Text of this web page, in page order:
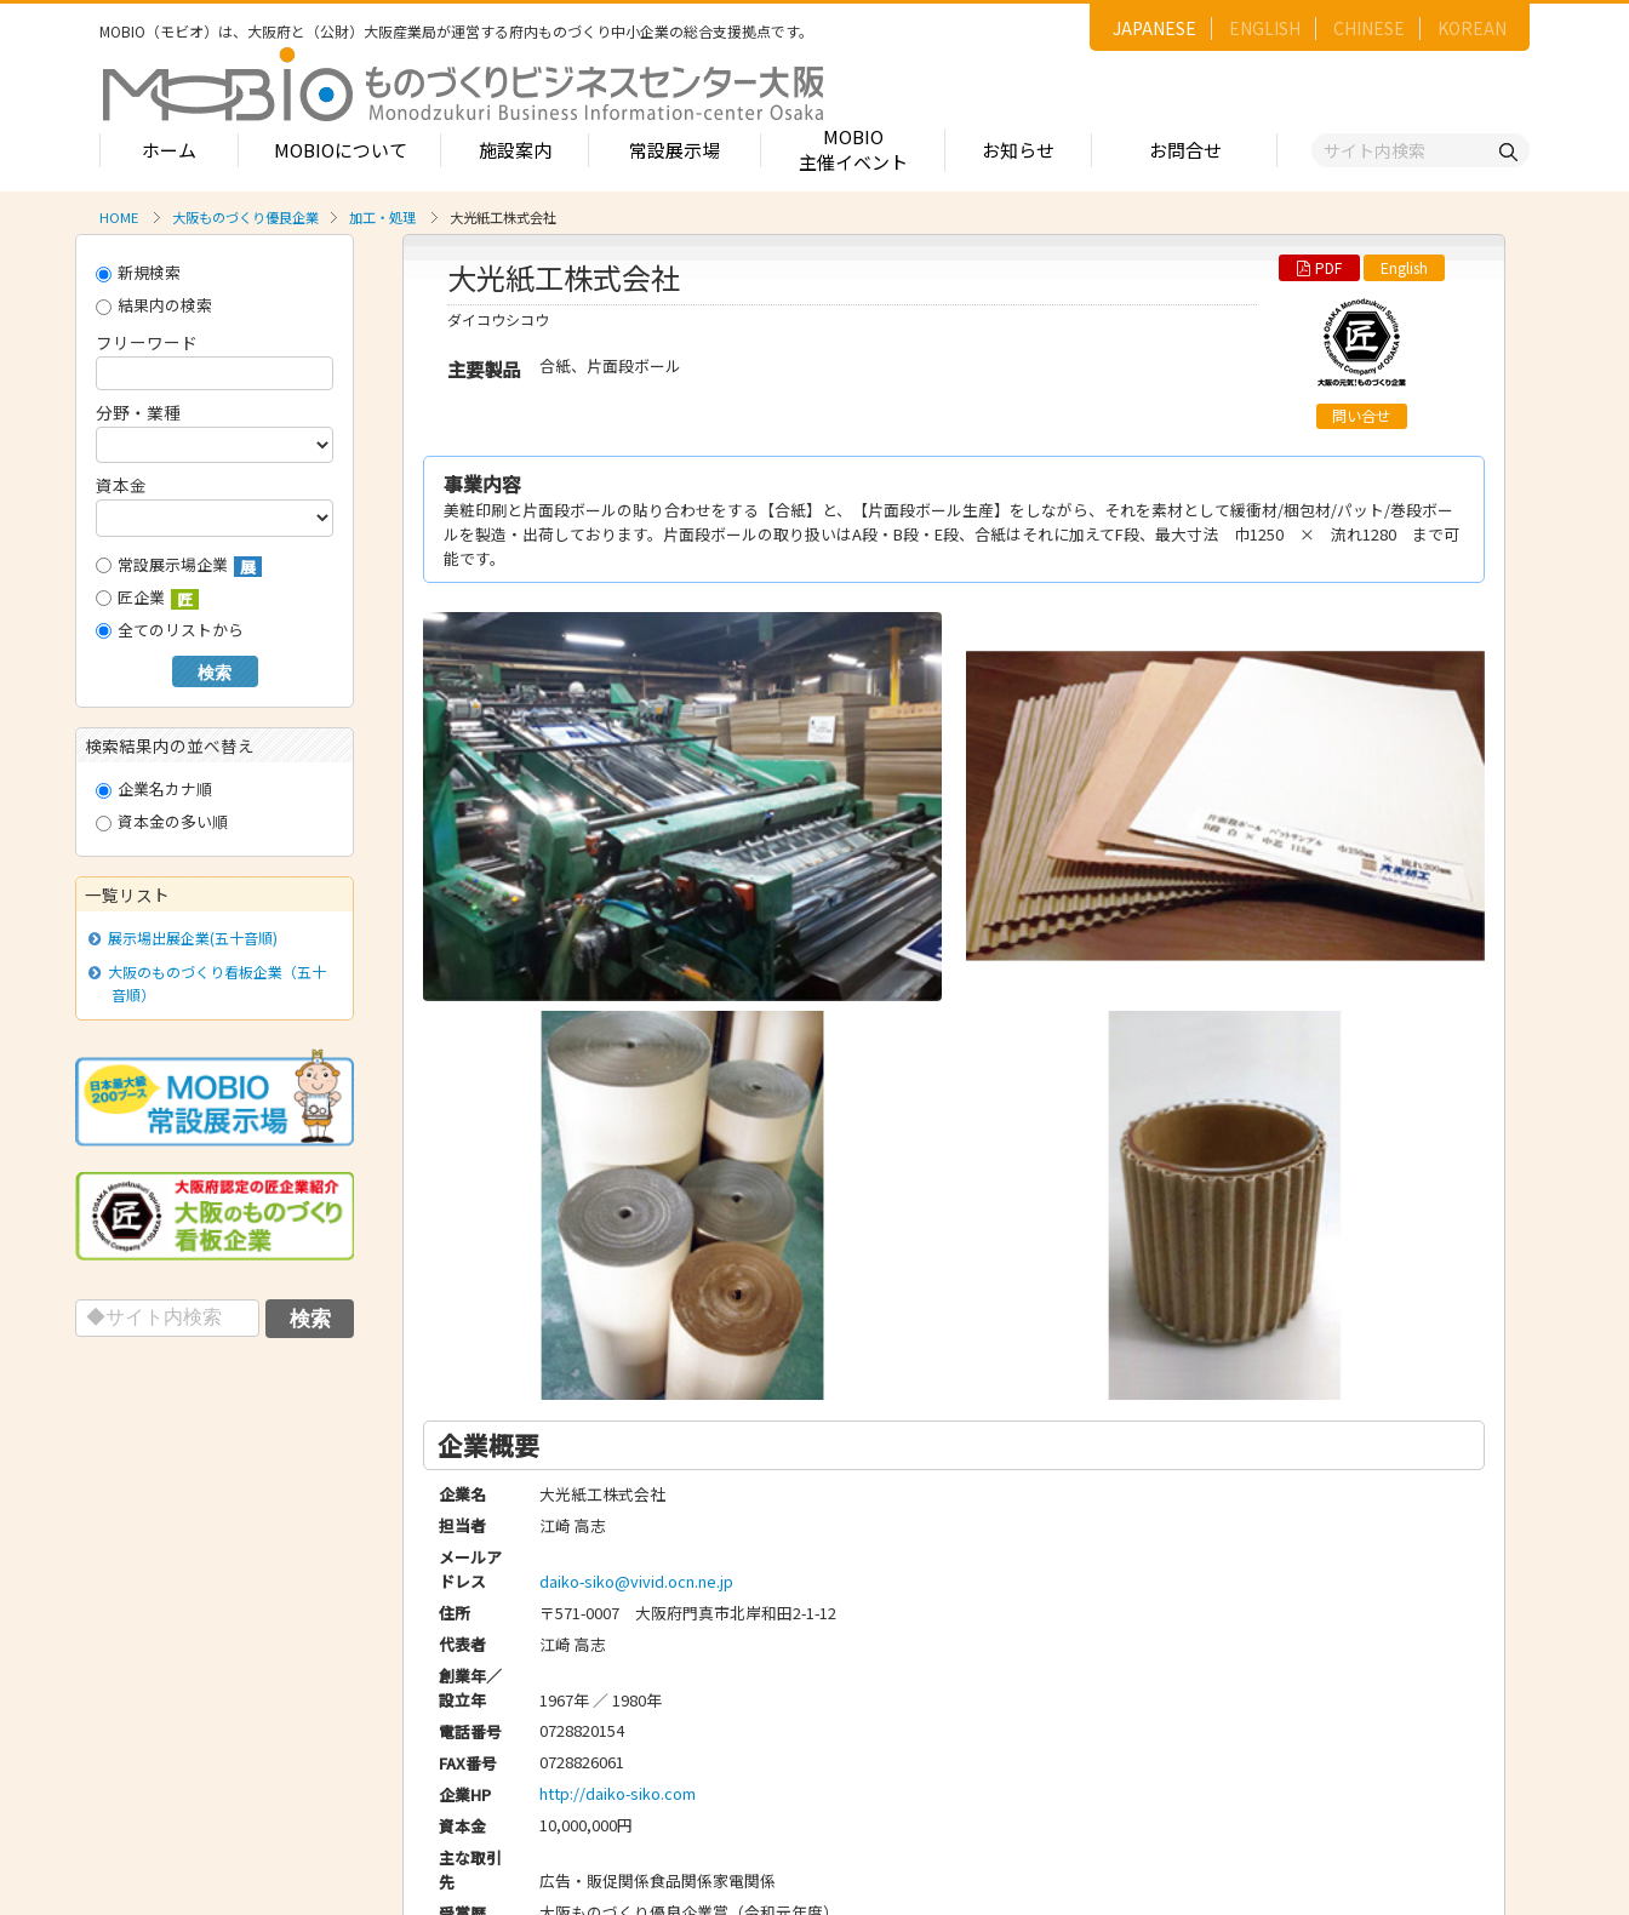
MOBIO（モビオ）は、大阪府と（公財）大阪産業局が運営する府内ものづくり中小企業の総合支援拠点です。 JAPANESE ENGLISH CHINESE KOREAN
ホーム MOBIOについて
MOBIOのサービス
- MOBIOインキュベート支援
- 産学連携の支援
- 産学連携の相談・対応事例
- 知的財産に関する支援
- ものづくり取引あっせん
- ものづくりB2Bネットワーク
- MOBIOイノベーションセンター
- 展示・商談会
- 大阪ものづくり企業ナビ
- MOBIO主催イベント
- 大阪ものづくり優良企業賞
- 大阪の伝統工芸品
- 大阪ものづくり企業 海外拠点リスト
MOBIOとは
施設案内
- フロア案内 -北館-
1-2階（常設展示企業五十音順一覧）
常設展示場のご案内
4階（インキュベートルーム）
産学連携オフィス
3階
常設展示場
常設展示場
- MOBIO 常設展示場
視察見学について
出展するには？
出展企業紹介
出展企業一覧（ブースNo.順）
包装・印刷・繊維
生活関連等
MOBIO
主催イベント
お知らせ お問合せ
HOME 大阪ものづくり優良企業 加工・処理 大光紙工株式会社
新規検索
結果内の検索
フリーワード
分野・業種
資本金
常設展示場企業
展
匠企業
匠
全てのリストから
検索
検索結果内の並べ替え
企業名カナ順
資本金の多い順
一覧リスト
展示場出展企業(五十音順)
大阪のものづくり看板企業（五十
音順）
大光紙工株式会社
ダイコウシコウ
主要製品 合紙、片面段ボール
PDF English
問い合せ
事業内容
美粧印刷と片面段ボールの貼り合わせをする【合紙】と、【片面段ボール生産】をしながら、それを素材として緩衝材/梱包材/パット/巻段ボー
ルを製造・出荷しております。片面段ボールの取り扱いはA段・B段・E段、合紙はそれに加えてF段、最大寸法 巾1250 × 流れ1280 まで可
能です。
企業概要
企業名
大光紙工株式会社
担当者
江崎 高志
メールア
ドレス
daiko-siko@vivid.ocn.ne.jp
住所
〒571-0007 大阪府門真市北岸和田2-1-12
代表者
江崎 高志
創業年／
設立年
1967年 ／ 1980年
電話番号
0728820154
FAX番号
0728826061
企業HP
http://daiko-siko.com
資本金
10,000,000円
主な取引
先
広告・販促関係食品関係家電関係